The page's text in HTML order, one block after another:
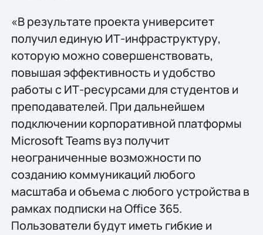
«В результате проекта университет
получил единую ИТ-инфраструктуру,
которую можно совершенствовать,
повышая эффективность и удобство
работы с ИТ-ресурсами для студентов и
преподавателей. При дальнейшем
подключении корпоративной платформы
Microsoft Teams вуз получит
неограниченные возможности по
созданию коммуникаций любого
масштаба и объема с любого устройства в
рамках подписки на Office 365.
Пользователи будут иметь гибкие и